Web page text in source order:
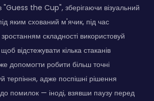
the Cup", зберігаючи візуальний
яким схований м'ячик, під час
складності використовуй
відстежувати кілька стаканів
допомогти робити більш точні
терпіння, адже поспішні рішення
помилок — іноді, взявши паузу перед